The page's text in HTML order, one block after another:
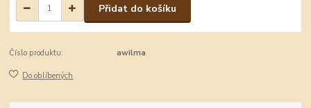
Přidat do košíku
Číslo produktu: awilma
Do oblíbených